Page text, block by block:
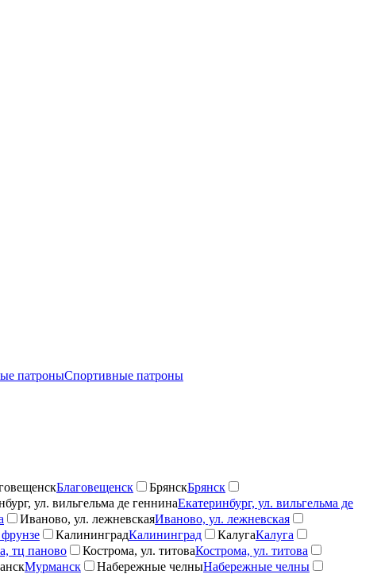
патроныСпортивные патроны
Благовещенск БрянскБрянск
ул. вильгельма де геннинаЕкатеринбург, ул. вильгельма де
Иваново, ул. лежневскаяИваново, ул. лежневская
КалининградКалининград КалугаКалуга
тц паново Кострома, ул. титоваКострома, ул. титова
Мурманск Набережные челныНабережные челны